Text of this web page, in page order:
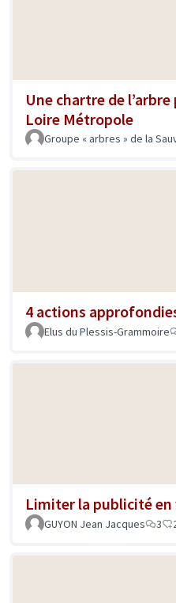
Une chartre de
Loire Métropole
Groupe « arbres » de la
4 actions
Elus du Plessis-Grammoire
Limiter la publicité en
GUYON Jean Jacques
3